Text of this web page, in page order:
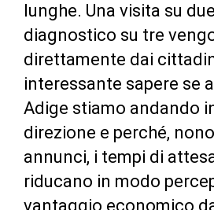
lunghe. Una visita su
diagnostico su tre
direttamente dai
interessante sapere se
Adige stiamo andando
direzione e perché,
annunci, i tempi di
riducano in modo
vantaggio economico